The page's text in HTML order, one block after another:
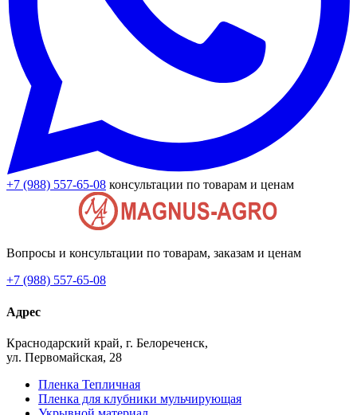
+7 (988) 557-65-08 консультации по товарам и ценам
Вопросы и консультации по товарам, заказам и ценам
+7 (988) 557-65-08
Адрес
Краснодарский край, г. Белореченск,
ул. Первомайская, 28
Пленка Тепличная
Пленка для клубники мульчирующая